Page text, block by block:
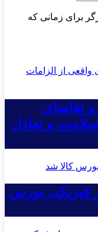
برای زمانی که
تقاضای
و تعادل
فیزیکی بورس